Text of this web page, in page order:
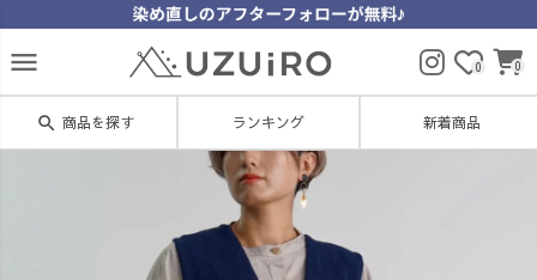
menu 0 0
search 商品を探す ランキング 新着商品